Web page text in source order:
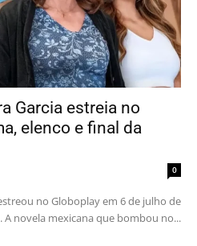
Garcia estreia no
elenco e final da
0
no Globoplay em 6 de julho de
A novela mexicana que bombou no...